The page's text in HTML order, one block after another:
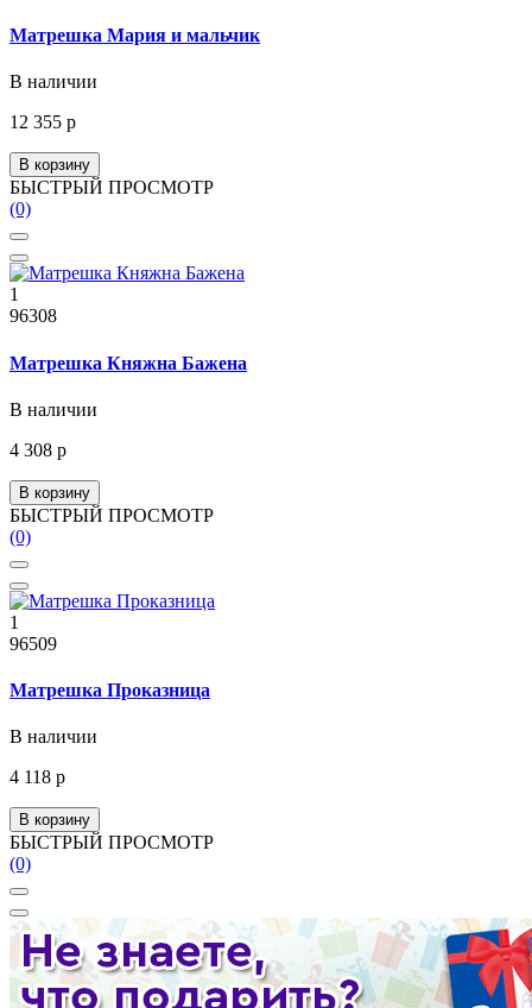
Матрешка Мария и мальчик
В наличии
12 355 р
В корзину
БЫСТРЫЙ ПРОСМОТР
(0)
1
96308
Матрешка Княжна Бажена
В наличии
4 308 р
В корзину
БЫСТРЫЙ ПРОСМОТР
(0)
1
96509
Матрешка Проказница
В наличии
4 118 р
В корзину
БЫСТРЫЙ ПРОСМОТР
(0)